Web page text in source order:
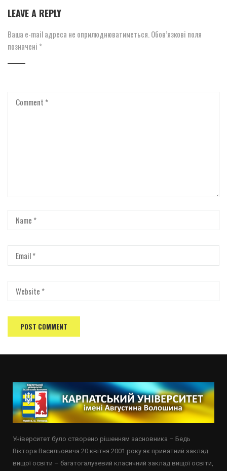
LEAVE A REPLY
Ваша e-mail адреса не оприлюднюватиметься. Обов’язкові поля
позначені *
Університет було створено рішенням засновника – Бедь
Віктора Васильовича 20 квітня 2001 року як приватний заклад
вищої освіти – багатогалузевий класичний заклад вищої освіти,